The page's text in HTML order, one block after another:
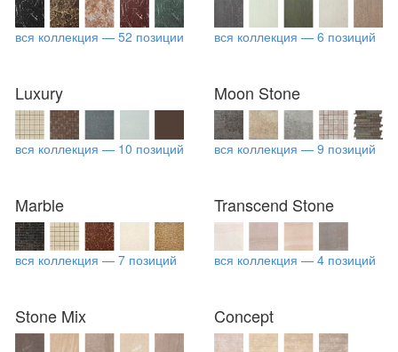
вся коллекция — 52 позиции вся коллекция — 6 позиций
Luxury
вся коллекция — 10 позиций
Moon Stone
вся коллекция — 9 позиций
Marble
вся коллекция — 7 позиций
Transcend Stone
вся коллекция — 4 позиций
Stone Mix Concept